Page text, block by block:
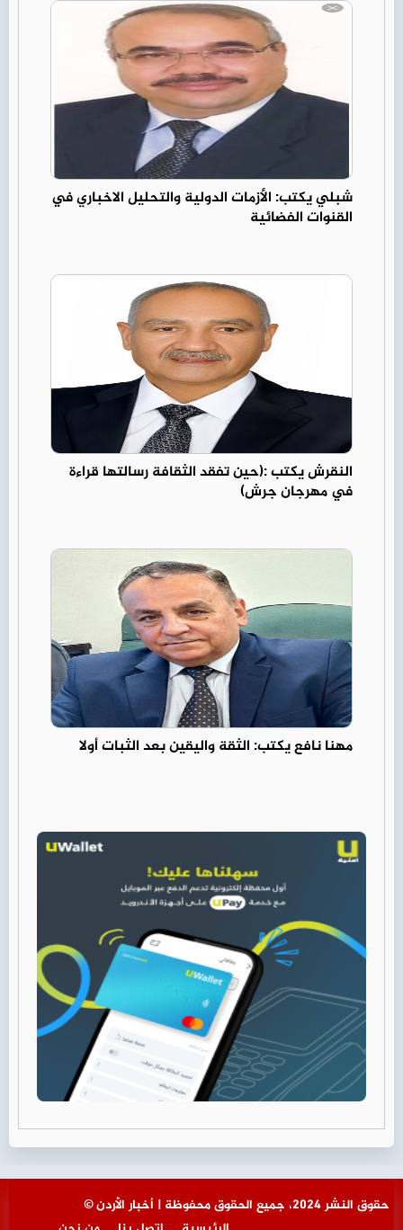
شبلي يكتب: الأزمات الدولية والتحليل الاخباري في
القنوات الفضائية
النقرش يكتب :(حين تفقد الثقافة رسالتها قراءة
في مهرجان جرش)
مهنا نافع يكتب: الثقة واليقين بعد الثبات أولا
© حقوق النشر 2024، جميع الحقوق محفوظة | أخبار الأردن